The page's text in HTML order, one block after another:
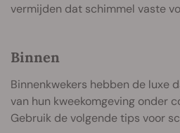
vermijden dat schimmel vaste
Binnen
Binnenkwekers hebben de luxe
van hun kweekomgeving onder
Gebruik de volgende tips voor